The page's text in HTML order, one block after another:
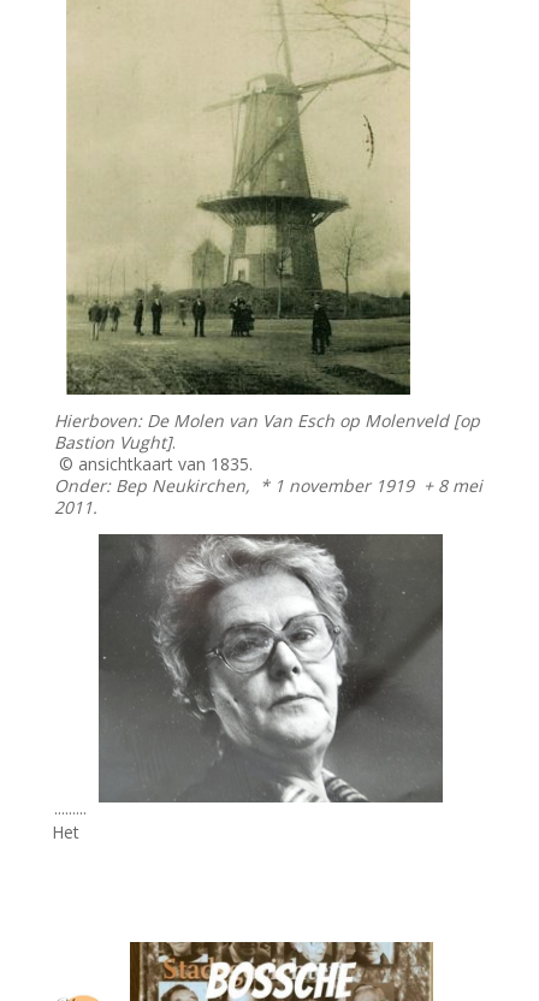
Hierboven: De Molen van Van Esch op Molenveld [op
Bastion Vught].
© ansichtkaart van 1835.
Onder: Bep Neukirchen, * 1 november 1919 + 8 mei
2011.
.........
Het